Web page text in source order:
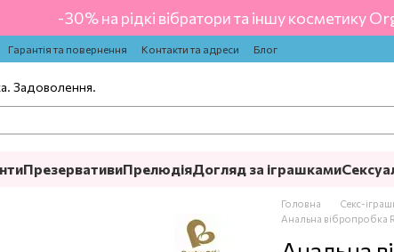
-30% на рідкі вібратори та іншу косметику
Гарантія та повернення Контакти та адреси Блог
Задоволення.
ПрезервативиПрелюдіяДогляд за іграшками
Головна Секс-
Анальна вібропробка